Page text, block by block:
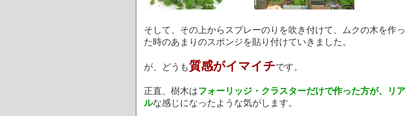
そして、その上からスプレーのりを吹き付けて、ムクの木を作っ
た時のあまりのスポンジを貼り付けていきました。
が、どうも質感がイマイチです。
正直、樹木はフォーリッジ・クラスターだけで作った方が、リア
ルな感じになったような気がします。